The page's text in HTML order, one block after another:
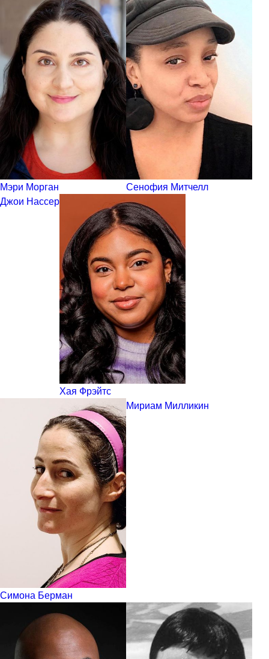
Мэри Морган
Сенофия Митчелл
Джои Нассер
Хая Фрэйтс
Симона Берман
Мириам Милликин